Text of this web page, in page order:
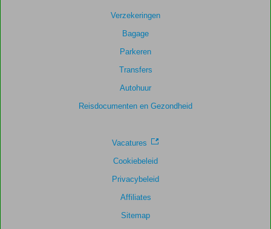
Verzekeringen
Bagage
Parkeren
Transfers
Autohuur
Reisdocumenten en Gezondheid
Vacatures
Cookiebeleid
Privacybeleid
Affiliates
Sitemap